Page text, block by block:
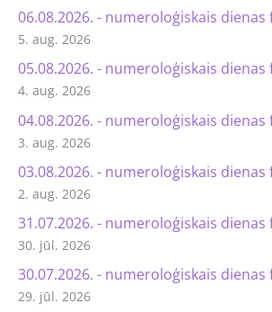
06.08.2026. - numeroloģiskais dienas
5. aug. 2026
05.08.2026. - numeroloģiskais dienas
4. aug. 2026
04.08.2026. - numeroloģiskais dienas
3. aug. 2026
03.08.2026. - numeroloģiskais dienas
2. aug. 2026
31.07.2026. - numeroloģiskais dienas
30. jūl. 2026
30.07.2026. - numeroloģiskais dienas
29. jūl. 2026